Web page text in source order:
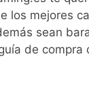
los mejores
sean
de compra